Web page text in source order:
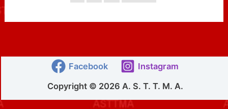
Facebook
Instagram
Copyright © 2026 A. S. T. T. M. A.